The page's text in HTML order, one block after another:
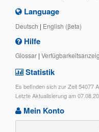
Language
Deutsch | English (βeta)
Hilfe
Glossar |
Statistik
Es befinden sich zur Zeit 54077
Letzte Aktualisierung am
Mein Konto